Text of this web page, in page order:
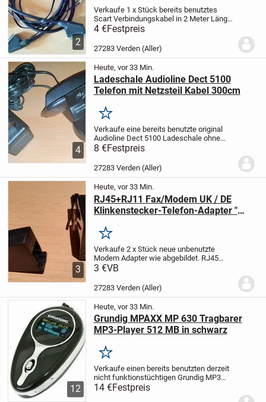
2
Verkaufe 1 x Stück bereits benutztes
Scart Verbindungskabel in 2 Meter Länge
wie abgebildet. Hierbei handelt es sich
um Audio-Video Kabel, Scart-Stecker auf
1 x Scart-Stecker und 2 x Chinch
4 €Festpreis
27283 Verden (Aller)
4
Heute, vor 33 Min.
Ladeschale Audioline Dect 5100
Telefon mit Netzsteil Kabel 300cm
Merken
Verkaufe eine bereits benutzte original
Audioline Dect 5100 Ladeschale ohne
Telefon inklusive Netzteil und
Telefonbuchsen Kabel, wie abgebildet.
Gebrauchte Ladeschale für ein Audioline
8 €Festpreis
27283 Verden (Aller)
3
Heute, vor 33 Min.
RJ45+RJ11 Fax/Modem UK / DE
Klinkenstecker-Telefon-Adapter "
Merken
Verkaufe 2 x Stück neue unbenutzte
Modem Adapter wie abgebildet. RJ45
Crossover Adapter Stecker um Anrufe aus
RJ-11 TAEN TAE-N Telefon Fax Adapter
Stecker auf RJ11...
3 €VB
27283 Verden (Aller)
12
Heute, vor 33 Min.
Grundig MPAXX MP 630 Tragbarer
MP3-Player 512 MB in schwarz
Merken
Verkaufe einen bereits benutzten derzeit
nicht funktionstüchtigen Grundig MP3
Player wie abgebildet. Denke das der
Akku nicht mehr ladbar ist, da das Gerät
14 €Festpreis